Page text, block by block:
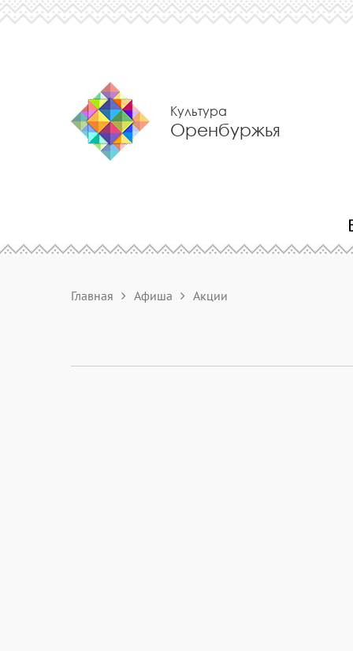
Культура
Оренбуржья
Главная Афиша Акции